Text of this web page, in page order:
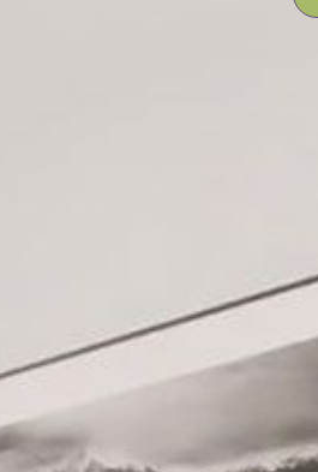
Doaa Elsayd
القاهرة - مصر